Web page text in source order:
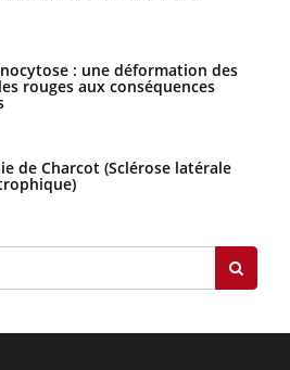
: une déformation des
rouges aux conséquences
de Charcot (Sclérose latérale